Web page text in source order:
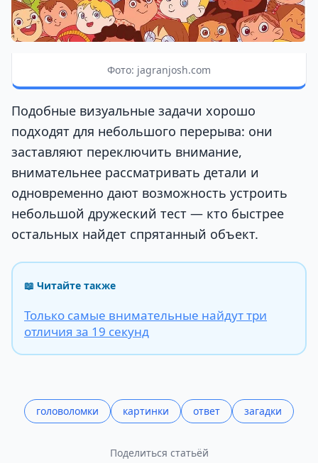
Фото: jagranjosh.com
Подобные визуальные задачи хорошо
подходят для небольшого перерыва: они
заставляют переключить внимание,
внимательнее рассматривать детали и
одновременно дают возможность устроить
небольшой дружеский тест — кто быстрее
остальных найдет спрятанный объект.
📖 Читайте также
Только самые внимательные найдут три
отличия за 19 секунд
головоломки картинки ответ загадки
Поделиться статьёй